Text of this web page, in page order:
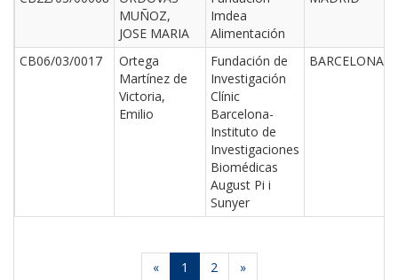
MUÑOZ,
JOSE MARIA
Imdea
Alimentación
CB06/03/0017
Ortega
Martínez de
Victoria,
Emilio
Fundación de
Investigación
Clínic
Barcelona-
Instituto de
Investigaciones
Biomédicas
August Pi i
Sunyer
BARCELONA
« 1 2 »